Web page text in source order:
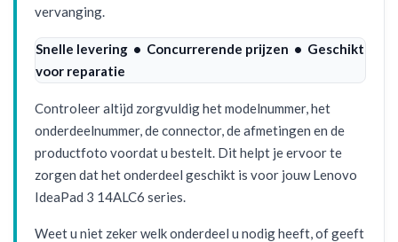
vervanging.
Snelle levering • Concurrerende prijzen • Geschikt
voor reparatie
Controleer altijd zorgvuldig het modelnummer, het
onderdeelnummer, de connector, de afmetingen en de
productfoto voordat u bestelt. Dit helpt je ervoor te
zorgen dat het onderdeel geschikt is voor jouw Lenovo
IdeaPad 3 14ALC6 series.
Weet u niet zeker welk onderdeel u nodig heeft, of geeft